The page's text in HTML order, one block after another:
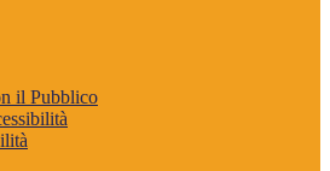
il Pubblico